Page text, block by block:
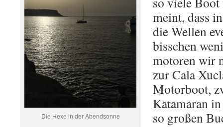
Die Hexe in der Abendsonne
meint, dass
die Wellen
bisschen
motoren wir
zur Cala
Motorboot,
Katamaran
so großen